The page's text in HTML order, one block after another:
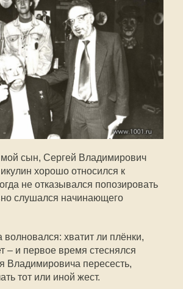
сын, Сергей Владимирович
хорошо относился к
не отказывался попозировать
слушался начинающего
хватит ли плёнки,
– и первое время стеснялся
Владимировича пересесть,
тот или иной жест.